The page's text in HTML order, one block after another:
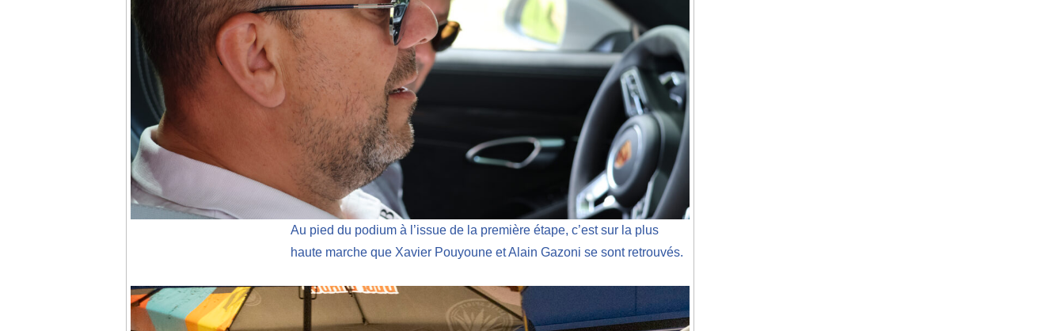
Au pied du podium à l’issue de la première étape, c’est sur la plus
haute marche que Xavier Pouyoune et Alain Gazoni se sont retrouvés.